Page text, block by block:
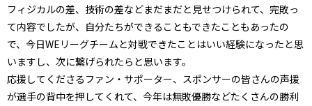
フィジカルの差、技術の差などまだまだと見せつけられて、完敗っ
て内容でしたが、自分たちができることもできたこともあったの
で、今日WEリーグチームと対戦できたことはいい経験になったと思
いますし、次に繋げられたらと思います。
応援してくださるファン・サポーター、スポンサーの皆さんの声援
が選手の背中を押してくれて、今年は無敗優勝などたくさんの勝利